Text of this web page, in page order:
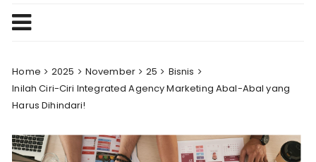
Home 2025 November 25
Bisnis
Inilah Ciri-Ciri Integrated Agency Marketing Abal-Abal yang
Harus Dihindari!